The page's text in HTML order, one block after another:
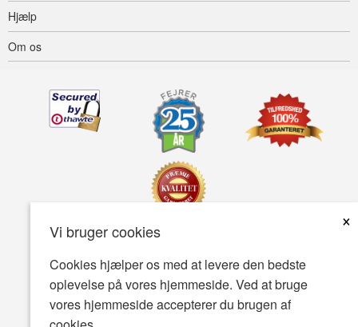
Vi bruger cookies
×
Cookies hjælper os med at levere den bedste
oplevelse på vores hjemmeside. Ved at bruge
vores hjemmeside accepterer du brugen af
Hjælp
Om os
Tilgængelighed Betingelser for brug Fortrolighedspolitik
Sikkerhedspolitik
© Copyright 2001-2026 BIOVEA . Alle rettigheder forbeholdes.